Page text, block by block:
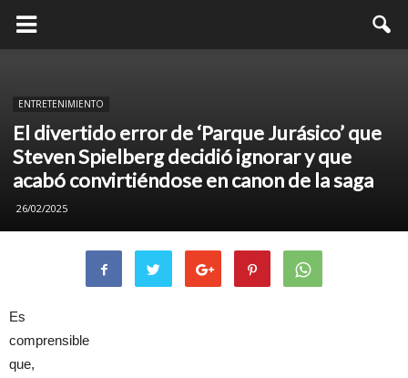
ENTRETENIMIENTO
El divertido error de ‘Parque Jurásico’ que
Steven Spielberg decidió ignorar y que
acabó convirtiéndose en canon de la saga
26/02/2025
Es
comprensible
que,